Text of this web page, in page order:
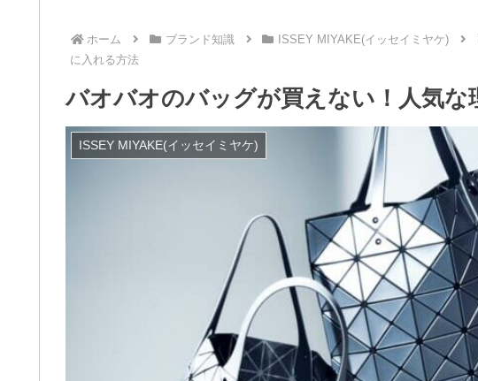
ホーム ブランド知識 ISSEY MIYAKE(イッセイミヤケ)
に入れる方法
バオバオのバッグが買えない！人気な
ISSEY MIYAKE(イッセイミヤケ)